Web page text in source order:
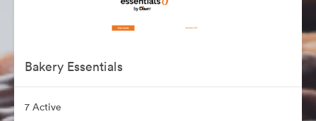
Bakery Essentials
7 Active